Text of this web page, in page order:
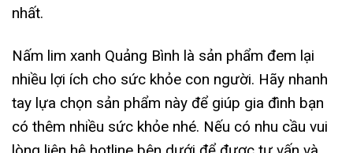
nhất.
Nấm lim xanh Quảng Bình là sản phẩm đem lại
nhiều lợi ích cho sức khỏe con người. Hãy nhanh
tay lựa chọn sản phẩm này để giúp gia đình bạn
có thêm nhiều sức khỏe nhé. Nếu có nhu cầu vui